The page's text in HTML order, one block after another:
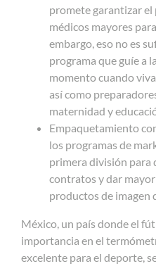
promete garantizar el
médicos mayores
embargo, eso no es
programa que guíe a
momento cuando
así como
maternidad y
Empaquetamiento
los programas de
primera división para
contratos y dar
productos de imagen
México, un país donde el
importancia en el
excelente para el deporte,